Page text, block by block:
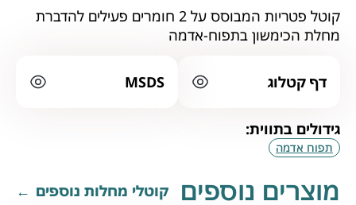
קוטל פטריות המבוסס על 2 חומרים פעילים להדברת
מחלת הכימשון בתפוח-אדמה
דף קטלוג MSDS
גידולים בתווית:
תפוח אדמה
מוצרים נוספים קוטלי מחלות נוספים